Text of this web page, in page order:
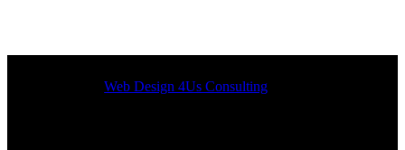
Designed byWeb Design 4Us Consulting